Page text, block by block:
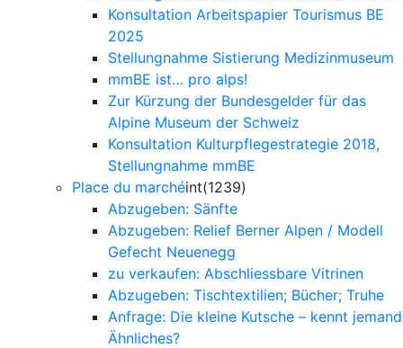
Konsultation Arbeitspapier Tourismus BE
2025
Stellungnahme Sistierung Medizinmuseum
mmBE ist… pro alps!
Zur Kürzung der Bundesgelder für das
Alpine Museum der Schweiz
Konsultation Kulturpflegestrategie 2018,
Stellungnahme mmBE
Place du marchéint(1239)
Abzugeben: Sänfte
Abzugeben: Relief Berner Alpen / Modell
Gefecht Neuenegg
zu verkaufen: Abschliessbare Vitrinen
Abzugeben: Tischtextilien; Bücher; Truhe
Anfrage: Die kleine Kutsche – kennt jemand
Ähnliches?